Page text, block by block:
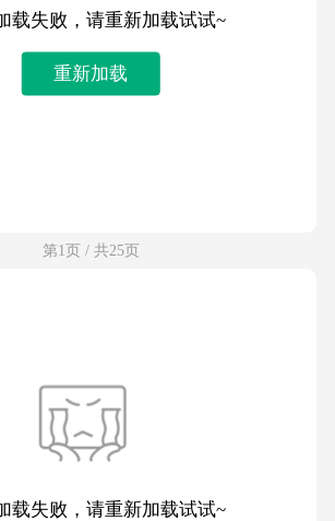
载失败，请重新加载试试~
重新加载
第1页 / 共25页
载失败，请重新加载试试~